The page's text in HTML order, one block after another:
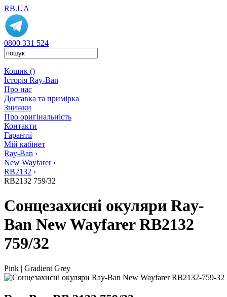
RB.UA
0800 331 524
Кошик ()
Історія Ray-Ban
Про нас
Доставка та примірка
Знижки
Про оригінальність
Контакти
Гарантії
Мій кабінет
Ray-Ban ›
New Wayfarer ›
RB2132 ›
RB2132 759/32
Сонцезахисні окуляри Ray-
Ban New Wayfarer RB2132
759/32
Pink | Gradient Grey